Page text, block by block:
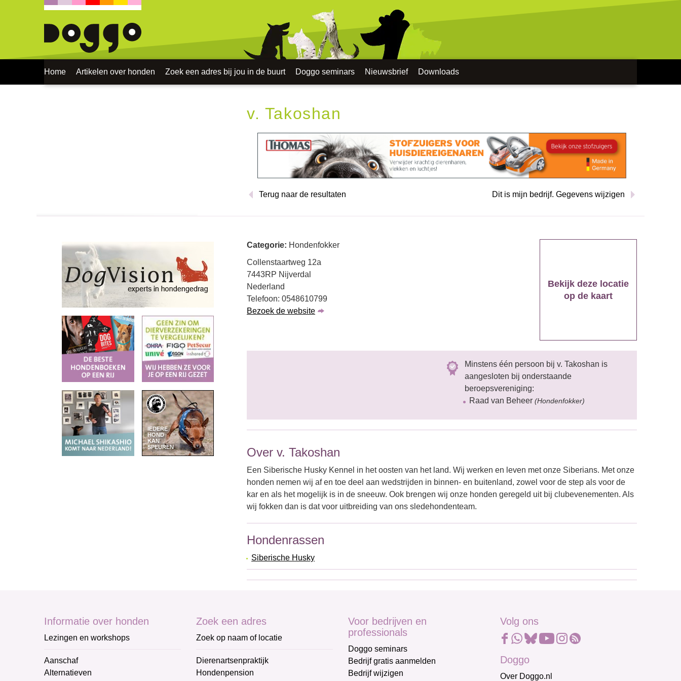
Home Artikelen over honden Zoek een adres bij jou in de buurt Doggo seminars Nieuwsbrief Downloads
v. Takoshan
Terug naar de resultaten Dit is mijn bedrijf. Gegevens wijzigen
Categorie: Hondenfokker
Collenstaartweg 12a
7443RP Nijverdal
Nederland
Telefoon: 0548610799
Bezoek de website
Bekijk deze locatie
op de kaart
Minstens één persoon bij v. Takoshan is
aangesloten bij onderstaande
beroepsvereniging:
Raad van Beheer (Hondenfokker)
Over v. Takoshan
Een Siberische Husky Kennel in het oosten van het land. Wij werken en leven met onze Siberians. Met onze
honden nemen wij af en toe deel aan wedstrijden in binnen- en buitenland, zowel voor de step als voor de
kar en als het mogelijk is in de sneeuw. Ook brengen wij onze honden geregeld uit bij clubevenementen. Als
wij fokken dan is dat voor uitbreiding van ons sledehondenteam.
Hondenrassen
Siberische Husky
Informatie over honden
Lezingen en workshops
Aanschaf
Alternatieven
Zoek een adres
Zoek op naam of locatie
Dierenartsenpraktijk
Hondenpension
Voor bedrijven en
professionals
Doggo seminars
Bedrijf gratis aanmelden
Bedrijf wijzigen
Volg ons
Doggo
Over Doggo.nl